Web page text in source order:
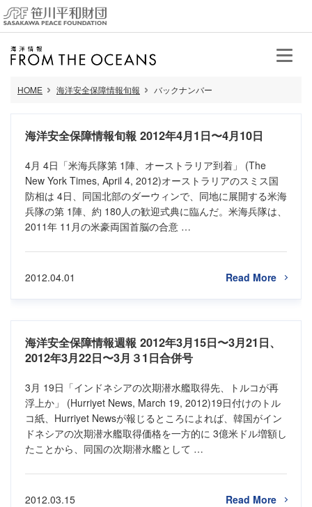
HOME 海洋安全保障情報旬報 バックナンバー
海洋安全保障情報旬報 2012年4月1日〜4月10日
4月 4日「米海兵隊第 1陣、オーストラリア到着」 (The
New York Times, April 4, 2012)オーストラリアのスミス国
防相は 4日、同国北部のダーウィンで、同地に展開する米海
兵隊の第 1陣、約 180人の歓迎式典に臨んだ。米海兵隊は、
2011年 11月の米豪両国首脳の合意 …
Read More
2012.04.01
海洋安全保障情報週報 2012年3月15日〜3月21日、
2012年3月22日〜3月３1日合併号
3月 19日「インドネシアの次期潜水艦取得先、トルコが再
浮上か」 (Hurriyet News, March 19, 2012)19日付けのトル
コ紙、Hurriyet Newsが報じるところによれば、韓国がイン
ドネシアの次期潜水艦取得価格を一方的に 3億米ドル増額し
たことから、同国の次期潜水艦として …
Read More
2012.03.15